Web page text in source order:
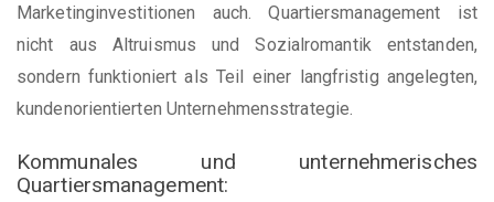
Marketinginvestitionen auch. Quartiersmanagement ist
nicht aus Altruismus und Sozialromantik entstanden,
sondern funktioniert als Teil einer langfristig angelegten,
kundenorientierten Unternehmensstrategie.
Kommunales und unternehmerisches
Quartiersmanagement: